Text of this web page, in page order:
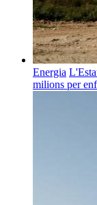
Energia
milions per